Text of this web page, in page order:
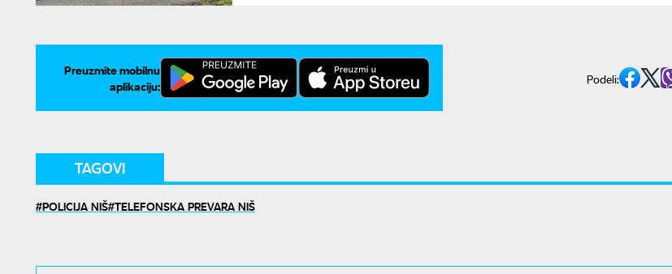
Preuzmite mobilnu
aplikaciju:
Podeli:
TAGOVI
POLICIJA NIŠ TELEFONSKA PREVARA NIŠ